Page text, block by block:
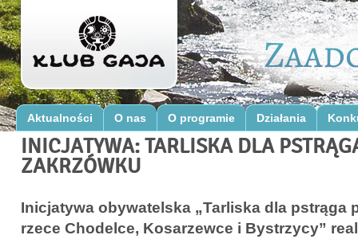
Aktualności O nas O programie Działania
INICJATYWA: TARLISKA DLA
ZAKRZÓWKU
Inicjatywa obywatelska „Tarliska dla pstrąga
rzece Chodelce, Kosarzewce i Bystrzycy”